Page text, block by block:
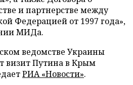
и партнерстве между
Федерацией от 1997 года»,
МИДа.
ведомстве Украины
визит Путина в Крым
РИА «Новости».